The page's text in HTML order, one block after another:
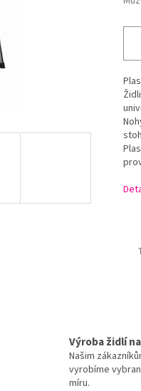
Výroba židlí
Našim
vyrobíme
míru.